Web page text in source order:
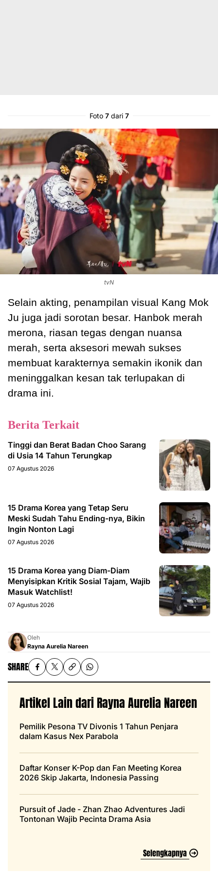
Foto 7dari 7
tvN
Selain akting, penampilan visual Kang Mok
Ju juga jadi sorotan besar. Hanbok merah
merona, riasan tegas dengan nuansa
merah, serta aksesori mewah sukses
membuat karakternya semakin ikonik dan
meninggalkan kesan tak terlupakan di
drama ini.
Berita Terkait
Tinggi dan Berat Badan Choo Sarang
di Usia 14 Tahun Terungkap
07 Agustus 2026
15 Drama Korea yang Tetap Seru
Meski Sudah Tahu Ending-nya, Bikin
Ingin Nonton Lagi
07 Agustus 2026
15 Drama Korea yang Diam-Diam
Menyisipkan Kritik Sosial Tajam, Wajib
Masuk Watchlist!
07 Agustus 2026
Oleh
Rayna Aurelia Nareen
SHARE
Artikel Lain dari Rayna Aurelia Nareen
Pemilik Pesona TV Divonis 1 Tahun Penjara
dalam Kasus Nex Parabola
Daftar Konser K-Pop dan Fan Meeting Korea
2026 Skip Jakarta, Indonesia Passing
Pursuit of Jade - Zhan Zhao Adventures Jadi
Tontonan Wajib Pecinta Drama Asia
Selengkapnya